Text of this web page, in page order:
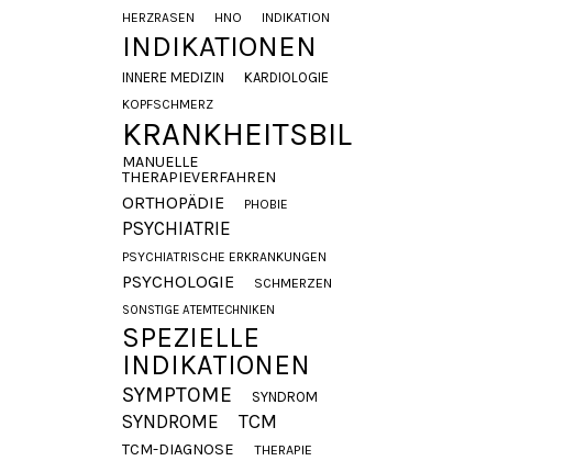
HERZRASEN
HNO INDIKATION
INDIKATIONEN
INNERE MEDIZIN KARDIOLOGIE
KOPFSCHMERZ
KRANKHEITSBILDER
MANUELLE
THERAPIEVERFAHREN
ORTHOPÄDIE PHOBIE
PSYCHIATRIE
PSYCHIATRISCHE ERKRANKUNGEN
PSYCHOLOGIE SCHMERZEN
SONSTIGE ATEMTECHNIKEN
SPEZIELLE
INDIKATIONEN
SYMPTOME SYNDROM
SYNDROME TCM
TCM-DIAGNOSE THERAPIE